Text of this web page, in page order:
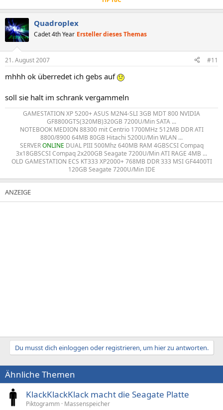
Quadroplex
Cadet 4th Year Ersteller dieses Themas
21. August 2007 #11
mhhh ok überredet ich gebs auf
soll sie halt im schrank vergammeln
GAMESTATION XP 5200+ ASUS M2N4-SLI 3GB MDT 800 NVIDIA
GF8800GTS(320MB)320GB 7200U/Min SATA ...
NOTEBOOK MEDION 88300 mit Centrio 1700MHz 512MB DDR ATI
8800/8900 64MB 80GB Hitachi 5200U/Min WLAN ...
SERVERONLINE DUAL PIII 500Mhz 640MB RAM 4GBSCSI Compaq
3x18GBSCSI Compaq 2x200GB Seagate 7200U/Min ATI RAGE 4MB ...
OLD GAMESTATION ECS KT333 XP2000+ 768MB DDR 333 MSI GF4400TI
120GB Seagate 7200U/Min IDE​
Du musst dich einloggen oder registrieren, um hier zu antworten.
Ähnliche Themen
KlackKlackKlack macht die Seagate Platte
Piktogramm Massenspeicher